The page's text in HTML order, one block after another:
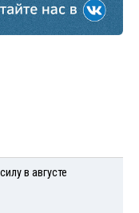
в августе